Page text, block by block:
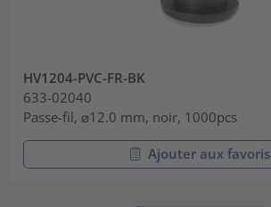
HV1204-PVC-FR-BK
633-02040
Passe-fil, ⌀12.0 mm, noir, 1000pcs
Ajouter aux favoris